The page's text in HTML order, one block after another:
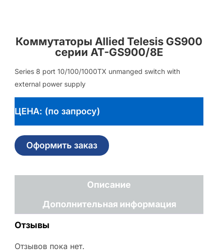
Коммутаторы Allied Telesis GS900
серии AT-GS900/8E
Series 8 port 10/100/1000TX unmanged switch with
external power supply
ЦЕНА: (по запросу)
Оформить заказ
Описание
Дополнительная информация
Отзывы
Отзывов пока нет.